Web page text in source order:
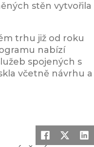
stěn vytvořila
trhu již od roku
nabízí
spojených s
včetně návrhu a